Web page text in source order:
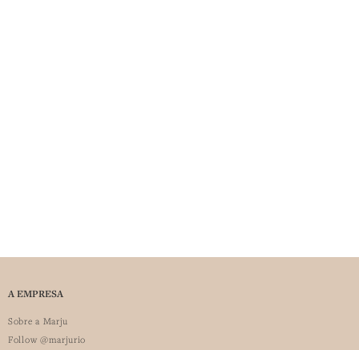
A EMPRESA
Sobre a Marju
Follow @marjurio